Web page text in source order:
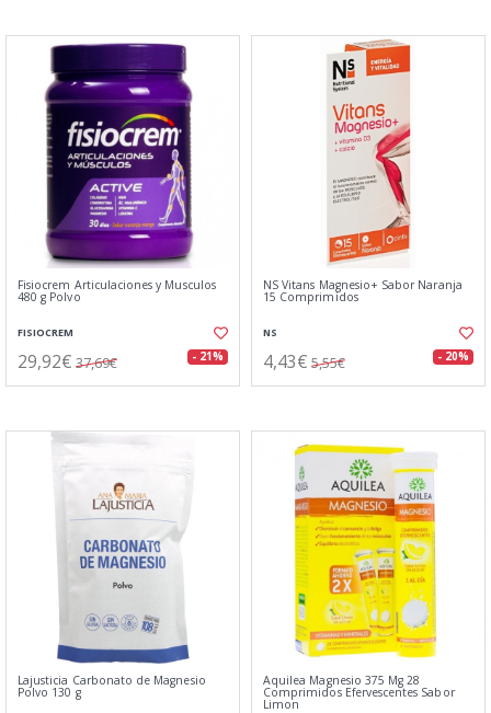
Fisiocrem Articulaciones y Musculos
480 g Polvo
FISIOCREM
29,92€ 37,69€ - 21%
NS Vitans Magnesio+ Sabor Naranja
15 Comprimidos
NS
4,43€ 5,55€ - 20%
Lajusticia Carbonato de Magnesio
Polvo 130 g
Aquilea Magnesio 375 Mg 28
Comprimidos Efervescentes Sabor
Limon